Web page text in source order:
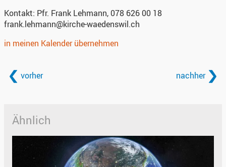
Kontakt: Pfr. Frank Lehmann, 078 626 00 18
frank.lehmann@kirche-waedenswil.ch
in meinen Kalender übernehmen
vorher nachher
Ähnlich